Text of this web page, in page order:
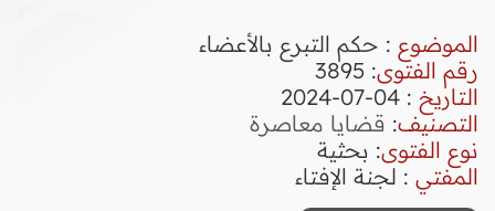
الموضوع : حكم التبرع بالأعضاء
رقم الفتوى:
3895
التاريخ : 04-07-2024
التصنيف: قضايا معاصرة
نوع الفتوى: بحثية
المفتي : لجنة الإفتاء